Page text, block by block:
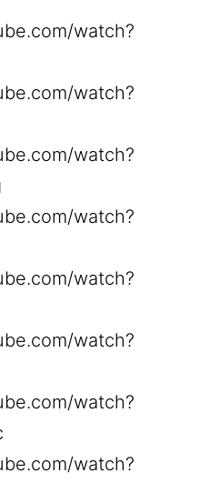
watch?
watch?
watch?
watch?
watch?
watch?
watch?
watch?